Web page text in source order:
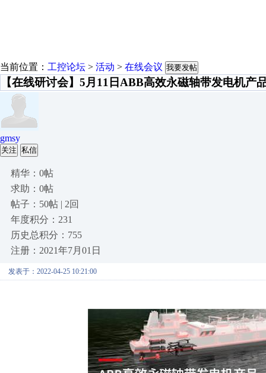
当前位置： 工控论坛 > 活动 > 在线会议 我要发帖
【在线研讨会】5月11日ABB高效永磁轴带发电机产
gmsy
关注 私信
精华：0帖
求助：0帖
帖子：50帖 | 2回
年度积分：231
历史总积分：755
注册：2021年7月01日
发表于：2022-04-25 10:21:00